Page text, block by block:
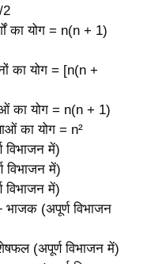
2
का योग = n(n + 1)
का योग = [n(n +
का योग = n(n + 1)
का योग = n²
विभाजन में)
विभाजन में)
विभाजन में)
(अपूर्ण विभाजन
(अपूर्ण विभाजन में)